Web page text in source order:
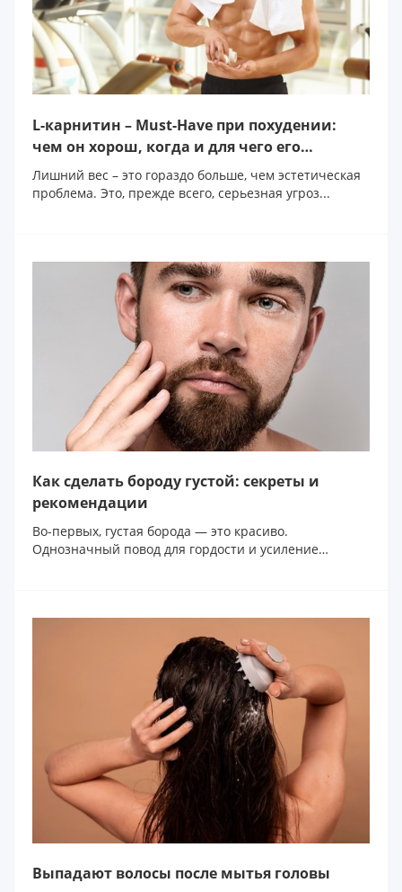
L-карнитин – Must-Have при похудении:
чем он хорош, когда и для чего его
принимать
Лишний вес – это гораздо больше, чем эстетическая
проблема. Это, прежде всего, серьезная угроз...
Как сделать бороду густой: секреты и
рекомендации
Во-первых, густая борода — это красиво.
Однозначный повод для гордости и усиление
Выпадают волосы после мытья головы